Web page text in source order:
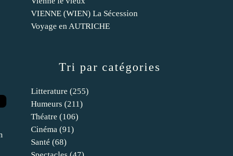
Tri par catégories
Litterature (255)
Humeurs (211)
Théatre (106)
Cinéma (91)
Santé (68)
VIENNE (WIEN) La Sécession
Voyage en AUTRICHE